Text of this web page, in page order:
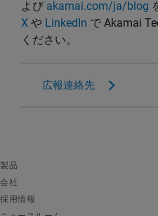
よび akamai.com/ja/blog
X や LinkedIn で Akamai
ください。
広報連絡先
製品
クラウドコンピューティング
セキュリティ
コンテンツデリバリー
会社
会社情報
採用情報
採用情報
Deutsch
Español
Français